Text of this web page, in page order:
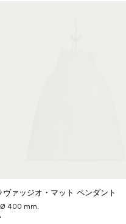
ヴァッジオ・マット ペンダント
400 mm.